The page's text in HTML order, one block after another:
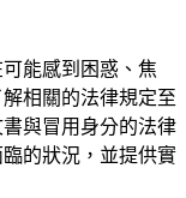
能感到困惑、焦
相關的法律規定至
與冒用身分的法律
的狀況，並提供實